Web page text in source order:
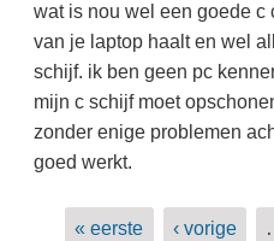
wat is nou wel een goede c
van je laptop haalt en wel
schijf. ik ben geen pc
mijn c schijf moet
zonder enige problemen
goed werkt.
Pagina's
« eerste ‹ vorige